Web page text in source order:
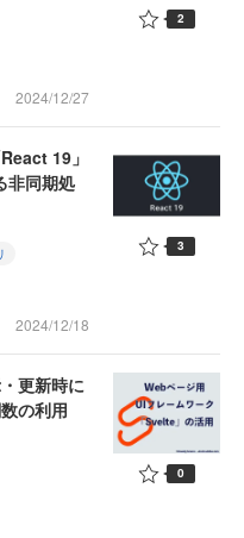
2024/12/27
2
19」
非同期処
2024/12/18
3
更新時に
の利用
0